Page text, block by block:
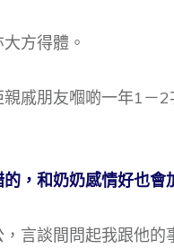
方得體。
戚朋友嗰啲一年1－
的，和奶奶感情好也
言談間問起我跟他的